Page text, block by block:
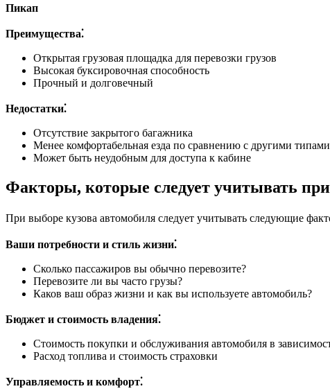
Пикап
Преимущества⁚
Открытая грузовая площадка для перевозки грузов
Высокая буксировочная способность
Прочный и долговечный
Недостатки⁚
Отсутствие закрытого багажника
Менее комфортабельная езда по сравнению с другими
Может быть неудобным для доступа к кабине
Факторы, которые следует учитывать
При выборе кузова автомобиля следует учитывать следующие
Ваши потребности и стиль жизни⁚
Сколько пассажиров вы обычно перевозите?
Перевозите ли вы часто грузы?
Каков ваш образ жизни и как вы используете автомобиль?
Бюджет и стоимость владения⁚
Стоимость покупки и обслуживания автомобиля в
Расход топлива и стоимость страховки
Управляемость и комфорт⁚